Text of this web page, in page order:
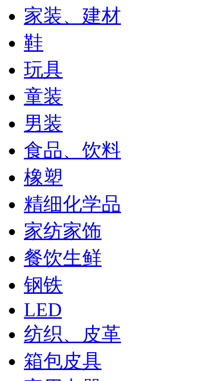
家装、建材
鞋
玩具
童装
男装
食品、饮料
橡塑
精细化学品
家纺家饰
餐饮生鲜
钢铁
LED
纺织、皮革
箱包皮具